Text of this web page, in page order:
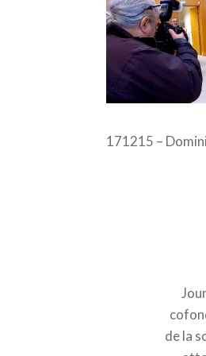
171215 –
de la